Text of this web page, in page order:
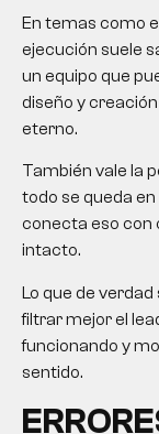
En temas como
ejecución suele
un equipo que
diseño y
eterno.
También vale la
todo se queda
conecta eso con
intacto.
Lo que de
filtrar mejor el
funcionando y
sentido.